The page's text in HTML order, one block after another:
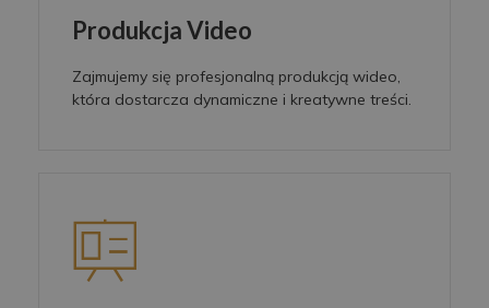
Produkcja Video
Zajmujemy się profesjonalną produkcją wideo,
która dostarcza dynamiczne i kreatywne treści.